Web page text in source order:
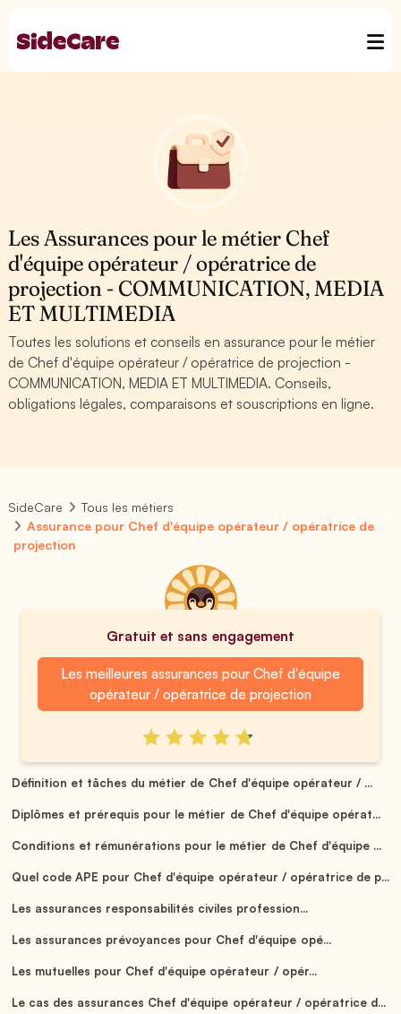
Les Assurances pour le métier Chef
d'équipe opérateur / opératrice de
projection - COMMUNICATION, MEDIA
ET MULTIMEDIA
Toutes les solutions et conseils en assurance pour le métier
de Chef d'équipe opérateur / opératrice de projection -
COMMUNICATION, MEDIA ET MULTIMEDIA. Conseils,
obligations légales, comparaisons et souscriptions en ligne.
SideCare
Tous les métiers
Assurance pour Chef d'équipe opérateur / opératrice de
projection
Gratuit et sans engagement
Les meilleures assurances pour Chef d'équipe
opérateur / opératrice de projection
Définition et tâches du métier de Chef d'équipe opérateur / ...
Diplômes et prérequis pour le métier de Chef d'équipe opérat...
Conditions et rémunérations pour le métier de Chef d'équipe ...
Quel code APE pour Chef d'équipe opérateur / opératrice de p...
Les assurances responsabilités civiles profession...
Les assurances prévoyances pour Chef d'équipe opé...
Les mutuelles pour Chef d'équipe opérateur / opér...
Le cas des assurances Chef d'équipe opérateur / opératrice d...